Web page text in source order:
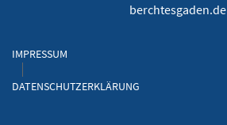
berchtesgaden.de
IMPRESSUM
DATENSCHUTZERKLÄRUNG